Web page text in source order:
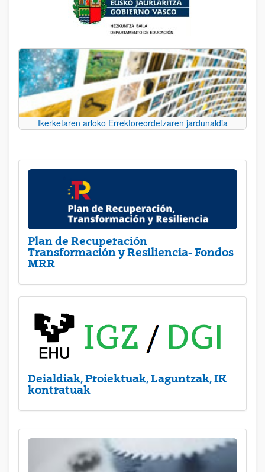
Ikerketaren arloko Errektoreordetzaren jardunaldia
Plan de Recuperación
Transformación y Resiliencia- Fondos
MRR
Deialdiak, Proiektuak, Laguntzak, IK
kontratuak